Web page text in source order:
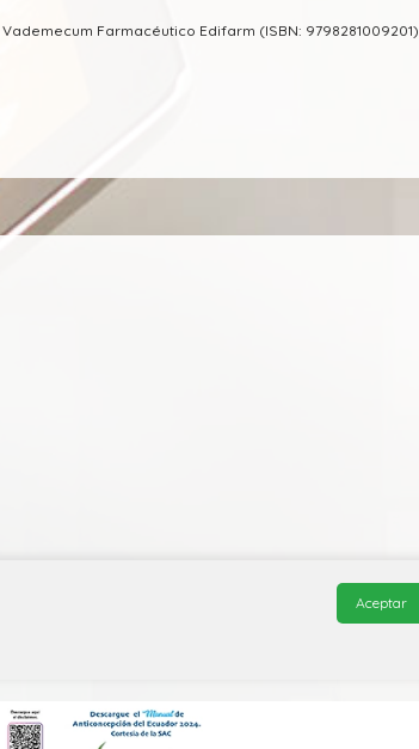
Farmacéutico Edifarm (ISBN: 9798281009201)
Aceptar